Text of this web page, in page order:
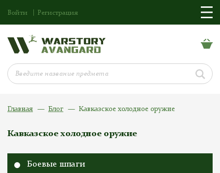
Войти Регистрация
Главная Блог Кавказское холодное оружие
Кавказское холодное оружие
Боевые шпаги